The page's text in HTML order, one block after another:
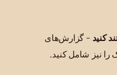
کنید - گزارش‌های
نیز شامل کنید.